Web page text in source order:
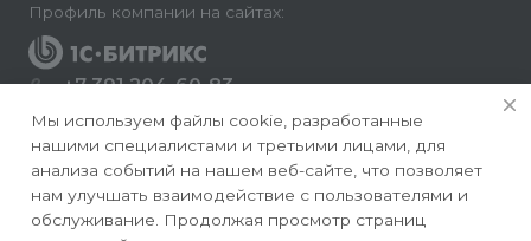
Профиль компании на сайтах:
+7 391 204-60-83
Заказать звонок
info@conversite.ru
г. Красноярск, ул. Ладо Кецховели 22а, офис 8-28/1
Мы используем файлы cookie, разработанные
нашими специалистами и третьими лицами, для
анализа событий на нашем веб-сайте, что позволяет
нам улучшать взаимодействие с пользователями и
обслуживание. Продолжая просмотр страниц